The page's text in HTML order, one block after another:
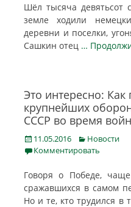
Шёл тысяча девятьсот
земле ходили
деревни и поселки,
Сашкин отец …
Это интересно: Как
крупнейших
СССР во время
Posted
on
11.05.2016 Categories
Новости
Комментировать
Говоря о Победе,
сражавшихся в самом
Но и те, кто трудился